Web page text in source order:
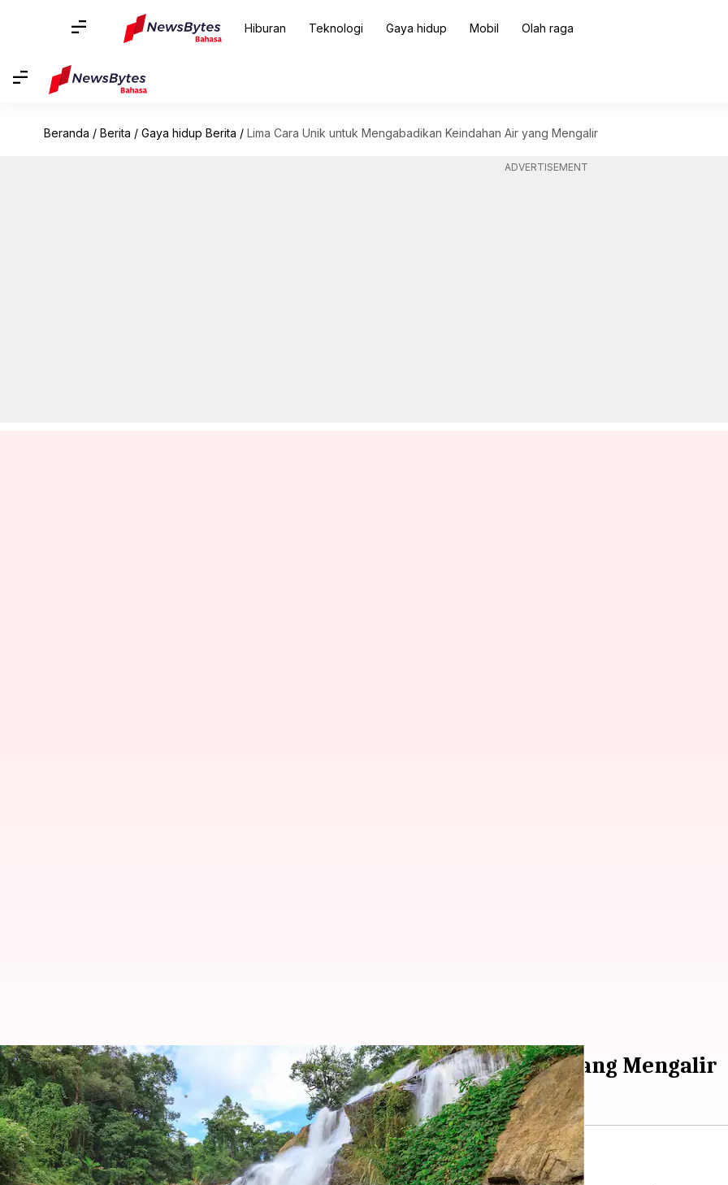
Hiburan Teknologi Gaya hidup Mobil Olah raga
Beranda / Berita / Gaya hidup Berita / Lima Cara Unik untuk Mengabadikan Keindahan Air yang Mengalir
ADVERTISEMENT
Lima Cara Unik untuk Mengabadikan Keindahan Air yang Mengalir
menulis Handoko Jan 20, 2026 09:49 am
Apa ceritanya
Mengambil foto air yang mengalir bisa menjadi tantangan tersendiri.